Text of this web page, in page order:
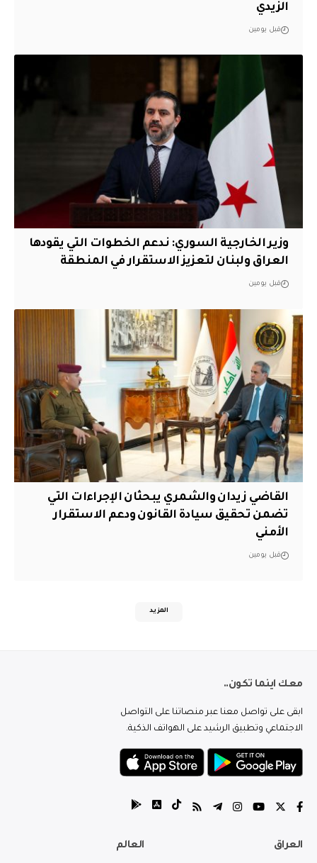
الزيدي
قبل يومين
وزير الخارجية السوري: ندعم الخطوات التي يقودها
العراق ولبنان لتعزيز الاستقرار في المنطقة
قبل يومين
القاضي زيدان والشمري يبحثان الإجراءات التي
تضمن تحقيق سيادة القانون ودعم الاستقرار
الأمني
قبل يومين
المزيد
معك اينما تكون..
ابقى على تواصل معنا عبر منصاتنا على التواصل
الاجتماعي وتطبيق الرشيد على الهواتف الذكية.
العراق العالم